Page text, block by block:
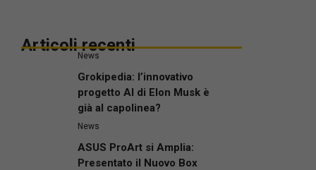
Articoli recenti
News
Grokipedia: l’innovativo
progetto AI di Elon Musk è
già al capolinea?
News
ASUS ProArt si Amplia:
Presentato il Nuovo Box